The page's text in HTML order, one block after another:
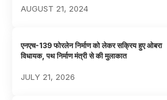
AUGUST 21, 2024
एनएच-139 फोरलेन निर्माण को लेकर सक्रिय हुए ओबरा
विधायक, पथ निर्माण मंत्री से की मुलाकात
JULY 21, 2026